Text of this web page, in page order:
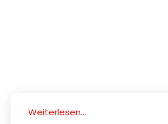
Weiterlesen...